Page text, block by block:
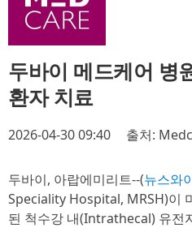
두바이 메드케어 병
환자 치료
2026-04-30 09:40 출처:
두바이, 아랍에미리트--(뉴스와
Speciality Hospital, MRSH)이
된 척수강 내(Intrathecal) 유전